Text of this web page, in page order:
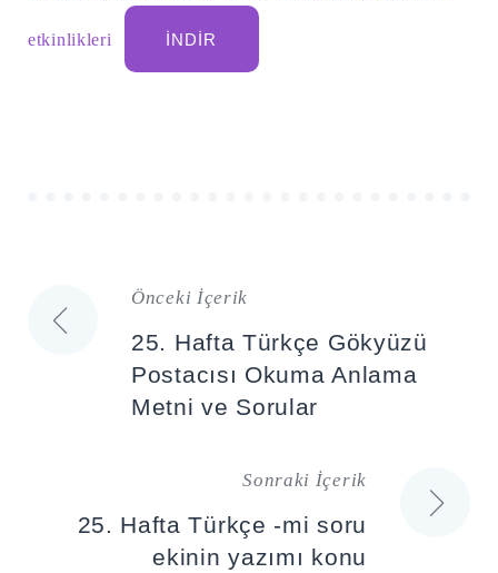
Şu
etkinlikleri İNDIR
Yazı
gezinmesi
Önceki İçerik
25. Hafta Türkçe Gökyüzü
Postacısı Okuma Anlama
Metni ve Sorular
Sonraki İçerik
25. Hafta Türkçe -mi soru
ekinin yazımı konu